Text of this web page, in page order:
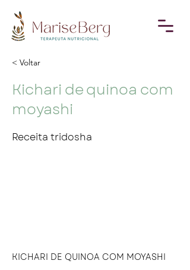
< Voltar
Kichari de quinoa com
moyashi
Receita tridosha
KICHARI DE QUINOA COM MOYASHI